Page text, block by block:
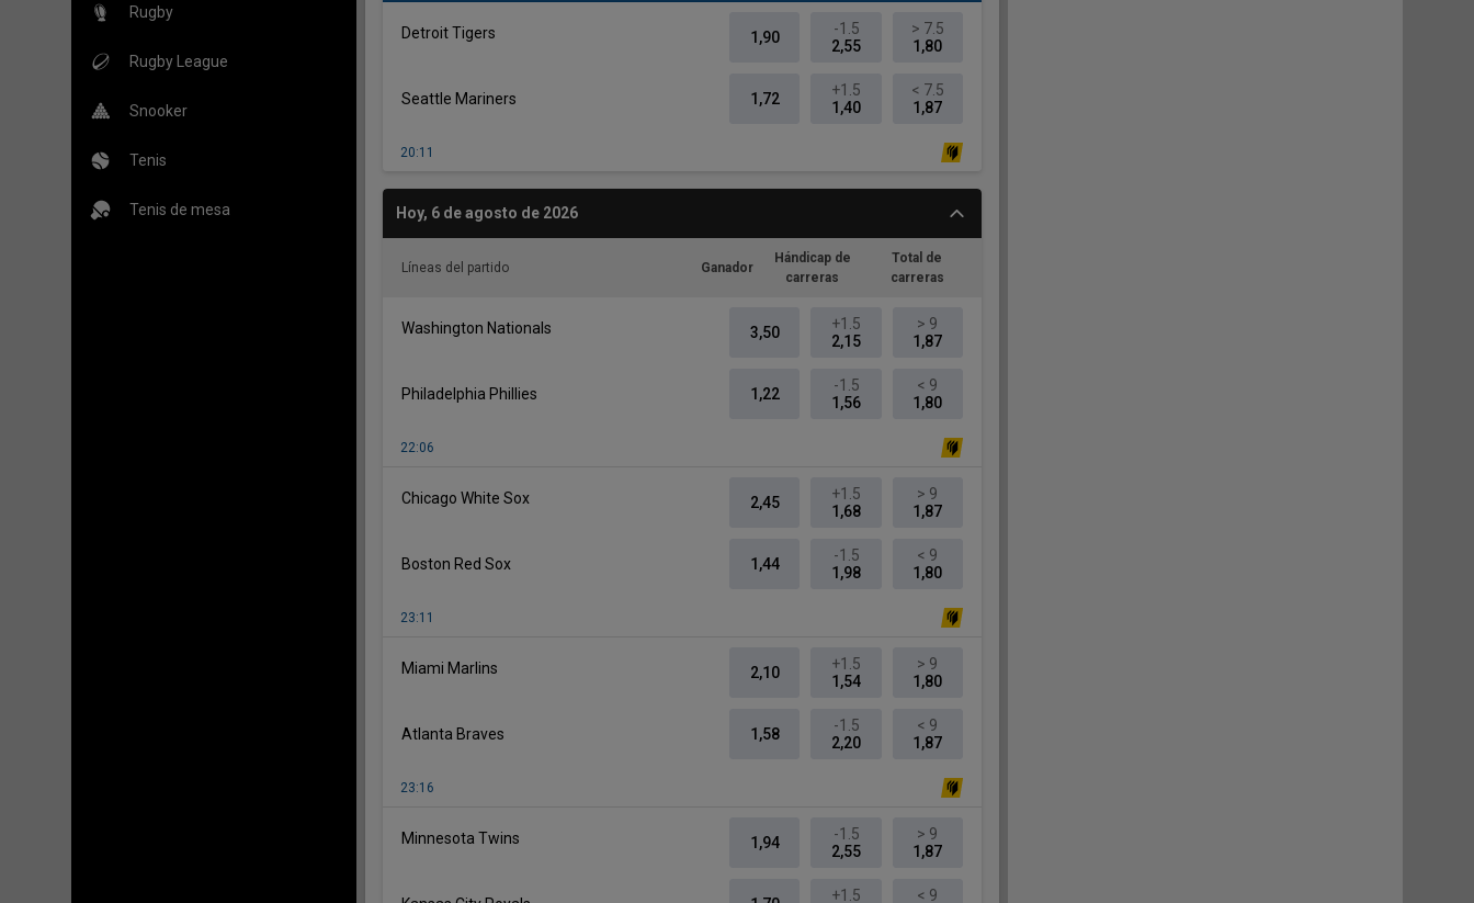
Rugby
Rugby League
Snooker
Tenis
Tenis de mesa
Detroit Tigers 1,90
-1.5
2,55
> 7.5
1,80
Seattle Mariners 1,72
+1.5
1,40
< 7.5
1,87
20:11
Hoy, 6 de agosto de 2026
Líneas del partido Ganador
Hándicap de
carreras
Total de
carreras
Washington Nationals 3,50
+1.5
2,15
> 9
1,87
Philadelphia Phillies 1,22
-1.5
1,56
< 9
1,80
22:06
Chicago White Sox 2,45
+1.5
1,68
> 9
1,87
Boston Red Sox 1,44
-1.5
1,98
< 9
1,80
23:11
Miami Marlins 2,10
+1.5
1,54
> 9
1,80
Atlanta Braves 1,58
-1.5
2,20
< 9
1,87
23:16
Minnesota Twins 1,94
-1.5
2,55
> 9
1,87
+1.5
< 9